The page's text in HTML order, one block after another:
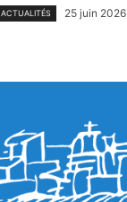
ACTUALITÉS 25 juin 2026